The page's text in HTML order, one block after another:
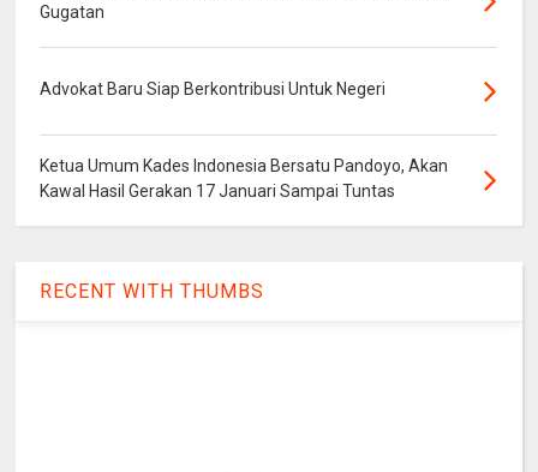
Gugatan
Advokat Baru Siap Berkontribusi Untuk Negeri
Ketua Umum Kades Indonesia Bersatu Pandoyo, Akan
Kawal Hasil Gerakan 17 Januari Sampai Tuntas
RECENT WITH THUMBS